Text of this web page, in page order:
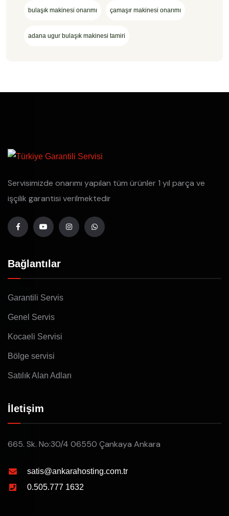
bulaşık makinesi onarımı çamaşır makinesi onarımı
adana ugur bulaşık makinesi tamiri
Servisimizde onarımı yapılan tüm ürünler 1 yıl parça ve
işçilik garantisi verilmektedir
Bağlantılar
Garantili Servis
Genel Servis
Kocaeli Servisi
Bölge servisi
Satılık Alan Adları
İletişim
665. Sk. No:30/4 06550 Çankaya Ankara
satis@ankarahosting.com.tr
0.505.777 1632